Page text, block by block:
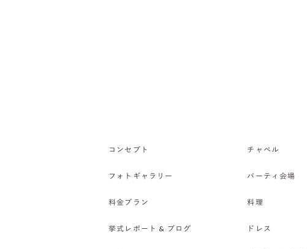
コンセプト
フォトギャラリー
料金プラン
挙式レポート & ブログ
チャペル
パーティ会場
料理
ドレス